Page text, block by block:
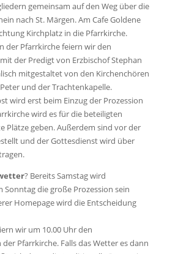
gemeinsam auf den Weg über die
nach St. Märgen. Am Cafe Goldene
Kirchplatz in die Pfarrkirche.
der Pfarrkirche feiern wir den
mit der Predigt von Erzbischof Stephan
mitgestaltet von den Kirchenchören
und der Trachtenkapelle.
wird erst beim Einzug der Prozession
wird es für die beteiligten
Plätze geben. Außerdem sind vor der
und der Gottesdienst wird über
? Bereits Samstag wird
Sonntag die große Prozession sein
Homepage wird die Entscheidung
wir um 10.00 Uhr den
Pfarrkirche. Falls das Wetter es dann